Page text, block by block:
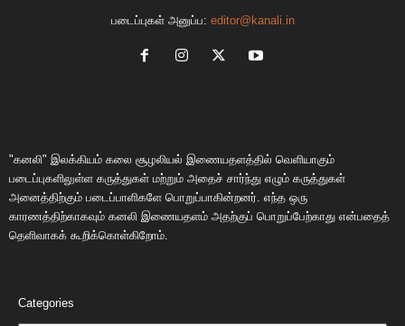
படைப்புகள் அனுப்ப: editor@kanali.in
"கனலி" இலக்கியம் கலை சூழலியல் இணையதளத்தில் வெளியாகும்
படைப்புகளிலுள்ள கருத்துகள் மற்றும் அதைச் சார்ந்து எழும் கருத்துகள்
அனைத்திற்கும் படைப்பாளிகளே பொறுப்பாகின்றனர். எந்த ஒரு
காரணத்திற்காகவும் கனலி இணையதளம் அதற்குப் பொறுப்பேற்காது என்பதைத்
தெளிவாகக் கூறிக்கொள்கிறோம்.
Categories